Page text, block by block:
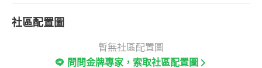
社區配置圖
暫無社區配置圖
問問金牌專家，索取社區配置圖